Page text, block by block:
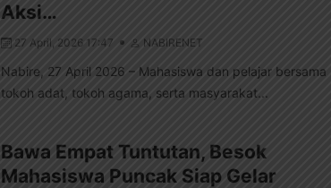
Aksi…
27 April, 2026 17:47 NABIRENET
Nabire, 27 April 2026 – Mahasiswa dan pelajar bersama
tokoh adat, tokoh agama, serta masyarakat...
Bawa Empat Tuntutan, Besok
Mahasiswa Puncak Siap Gelar